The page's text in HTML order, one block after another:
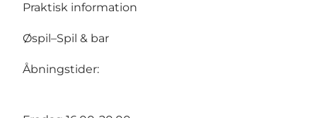
Praktisk information
Øspil–Spil & bar
Åbningstider: